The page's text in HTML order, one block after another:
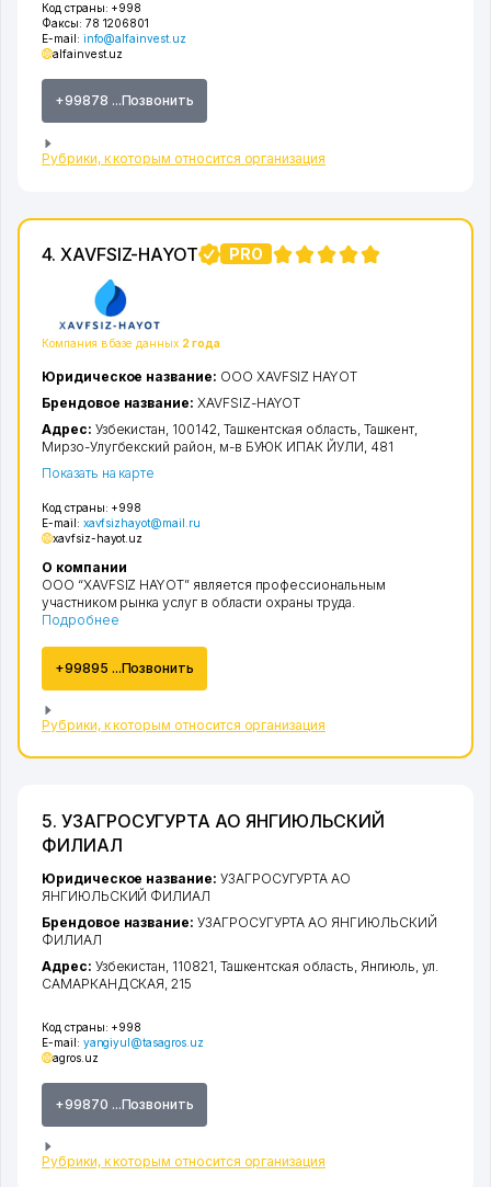
Код страны: +998
Факсы: 78 1206801
E-mail: info@alfainvest.uz
alfainvest.uz
+99878 ...Позвонить
Рубрики, к которым относится организация
4. XAVFSIZ-HAYOT PRO
Компания в базе данных 2 года
Код страны: +998
E-mail: xavfsizhayot@mail.ru
xavfsiz-hayot.uz
О компании
ООО “XAVFSIZ HAYOT” является профессиональным
участником рынка услуг в области охраны труда.
Подробнее
+99895 ...Позвонить
Рубрики, к которым относится организация
Юридическое название: ООО XAVFSIZ HAYOT
Брендовое название: XAVFSIZ-HAYOT
Адрес: Узбекистан, 100142, Ташкентская область Ташкент
Мирзо-Улугбекский район м-в БУЮК ИПАК ЙУЛИ , 481
Показать на карте
5. УЗАГРОСУГУРТА АО ЯНГИЮЛЬСКИЙ
ФИЛИАЛ
Код страны: +998
E-mail: yangiyul@tasagros.uz
agros.uz
+99870 ...Позвонить
Рубрики, к которым относится организация
Юридическое название: УЗАГРОСУГУРТА АО
ЯНГИЮЛЬСКИЙ ФИЛИАЛ
Брендовое название: УЗАГРОСУГУРТА АО ЯНГИЮЛЬСКИЙ
ФИЛИАЛ
Адрес: Узбекистан, 110821, Ташкентская область Янгиюль ,ул.
САМАРКАНДСКАЯ , 215